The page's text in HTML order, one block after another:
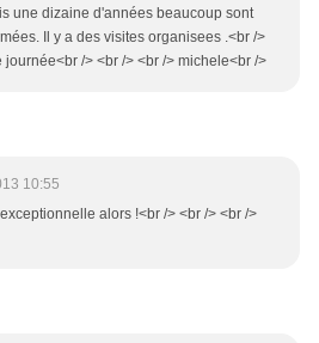
une dizaine d'années beaucoup sont
Il y a des visites organisees .<br />
journée<br /> <br /> <br /> michele<br />
10:55
alors !<br /> <br /> <br />